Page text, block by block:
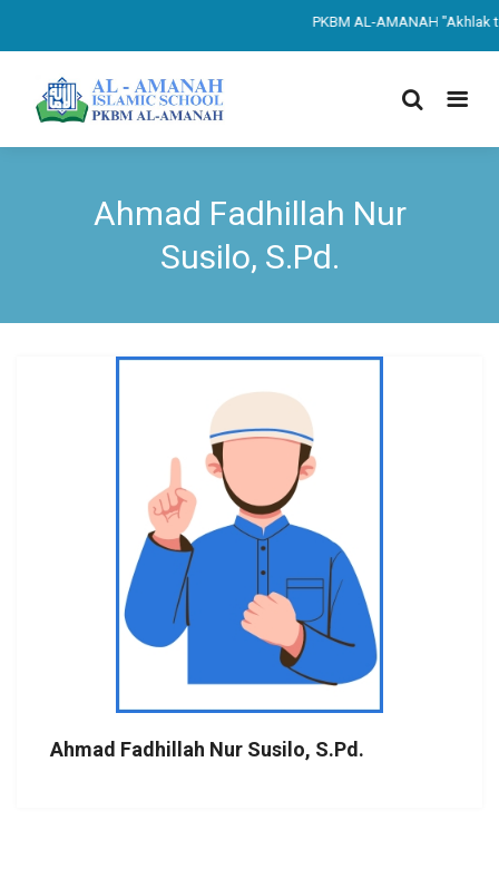
PKBM AL-AMANAH "Akhlak
Ahmad Fadhillah Nur
Susilo, S.Pd.
Ahmad Fadhillah Nur Susilo, S.Pd.